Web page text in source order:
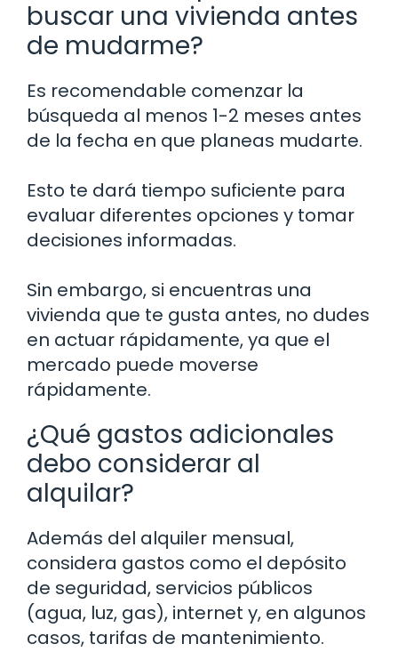
buscar una vivienda antes
de mudarme?
Es recomendable comenzar la
búsqueda al menos 1-2 meses antes
de la fecha en que planeas mudarte.
Esto te dará tiempo suficiente para
evaluar diferentes opciones y tomar
decisiones informadas.
Sin embargo, si encuentras una
vivienda que te gusta antes, no dudes
en actuar rápidamente, ya que el
mercado puede moverse
rápidamente.
¿Qué gastos adicionales
debo considerar al
alquilar?
Además del alquiler mensual,
considera gastos como el depósito
de seguridad, servicios públicos
(agua, luz, gas), internet y, en algunos
casos, tarifas de mantenimiento.